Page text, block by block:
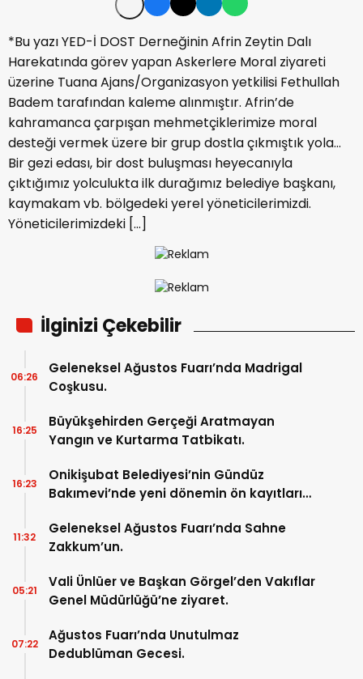
*Bu yazı YED-İ DOST Derneğinin Afrin Zeytin Dalı
Harekatında görev yapan Askerlere Moral ziyareti
üzerine Tuana Ajans/Organizasyon yetkilisi Fethullah
Badem tarafından kaleme alınmıştır. Afrin’de
kahramanca çarpışan mehmetçiklerimize moral
desteği vermek üzere bir grup dostla çıkmıştık yola…
Bir gezi edası, bir dost buluşması heyecanıyla
çıktığımız yolculukta ilk durağımız belediye başkanı,
kaymakam vb. bölgedeki yerel yöneticilerimizdi.
Yöneticilerimizdeki […]
İlginizi Çekebilir
Geleneksel Ağustos Fuarı’nda Madrigal
Coşkusu.
06:26
Büyükşehirden Gerçeği Aratmayan
Yangın ve Kurtarma Tatbikatı.
16:25
Onikişubat Belediyesi’nin Gündüz
Bakımevi’nde yeni dönemin ön kayıtları
16:23
Geleneksel Ağustos Fuarı’nda Sahne
Zakkum’un.
11:32
Vali Ünlüer ve Başkan Görgel’den Vakıflar
Genel Müdürlüğü’ne ziyaret.
05:21
Ağustos Fuarı’nda Unutulmaz
Dedublüman Gecesi.
07:22